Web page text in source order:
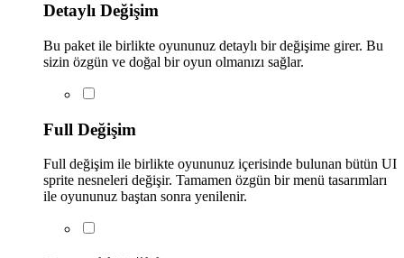
Detaylı Değişim
Bu paket ile birlikte oyununuz detaylı bir değişime girer. Bu
sizin özgün ve doğal bir oyun olmanızı sağlar.
Full Değişim
Full değişim ile birlikte oyununuz içerisinde bulunan bütün UI
sprite nesneleri değişir. Tamamen özgün bir menü tasarımları
ile oyununuz baştan sonra yenilenir.